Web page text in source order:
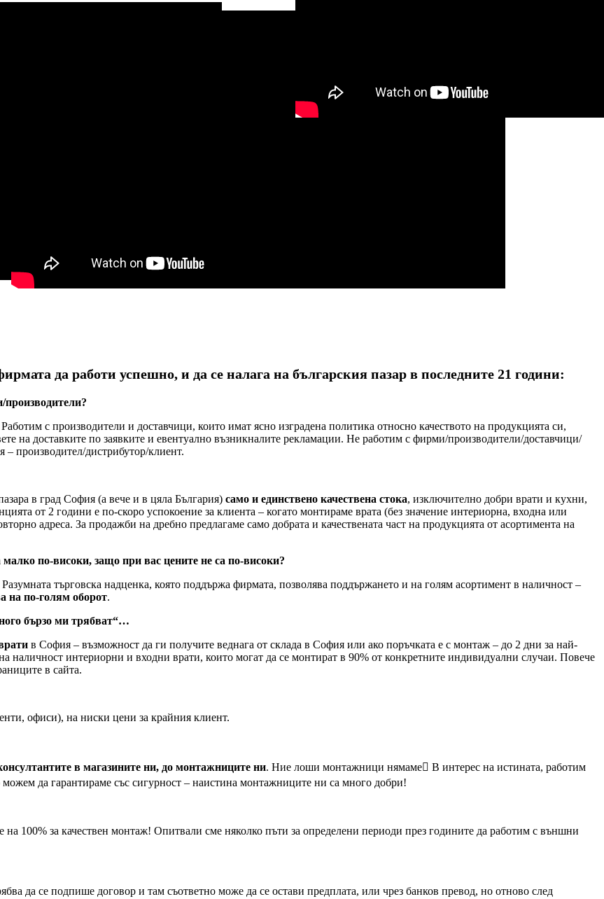
да работи успешно, и да се налага на българския пазар в последните 21 години:
производители?
с производители и доставчици, които имат ясно изградена политика относно качеството на продукцията си,
на доставките по заявките и евентуално възникналите рекламации. Не работим с фирми/производители/доставчици/
производител/дистрибутор/клиент.
в град София (а вече и в цяла България) само и единствено качествена стока, изключително добри врати и кухни,
от 2 години е по-скоро успокоение за клиента – когато монтираме врата (без значение интериорна, входна или
адреса. За продажби на дребно предлагаме само добрата и качествената част на продукцията от асортимента на
по-високи, защо при вас цените не са по-високи?
търговска надценка, която поддържа фирмата, позволява поддържането и на голям асортимент в наличност –
на по-голям оборот.
бързо ми трябват“…
в София – възможност да ги получите веднага от склада в София или ако поръчката е с монтаж – до 2 дни за най-
наличност интериорни и входни врати, които могат да се монтират в 90% от конкретните индивидуални случаи. Повече
в сайта.
офиси), на ниски цени за крайния клиент.
в магазините ни, до монтажниците ни. Ние лоши монтажници нямаме В интерес на истината, работим
да гарантираме със сигурност – наистина монтажниците ни са много добри!
100% за качествен монтаж! Опитвали сме няколко пъти за определени периоди през годините да работим с външни
да се подпише договор и там съответно може да се остави предплата, или чрез банков превод, но отново след